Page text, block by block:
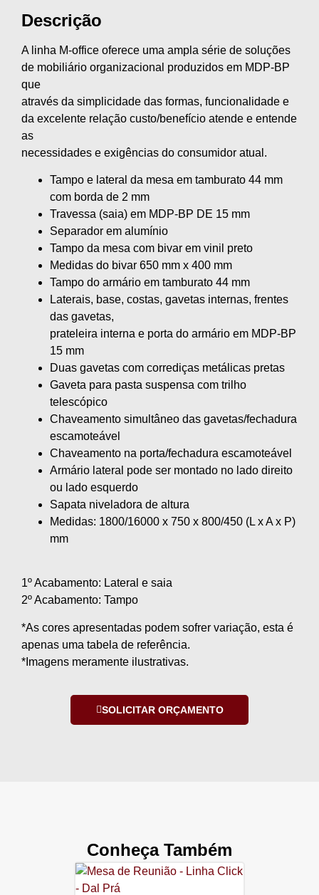
Descrição
A linha M-office oferece uma ampla série de soluções
de mobiliário organizacional produzidos em MDP-BP
que
através da simplicidade das formas, funcionalidade e
da excelente relação custo/benefício atende e entende
as
necessidades e exigências do consumidor atual.
Tampo e lateral da mesa em tamburato 44 mm
com borda de 2 mm
Travessa (saia) em MDP-BP DE 15 mm
Separador em alumínio
Tampo da mesa com bivar em vinil preto
Medidas do bivar 650 mm x 400 mm
Tampo do armário em tamburato 44 mm
Laterais, base, costas, gavetas internas, frentes
das gavetas,
prateleira interna e porta do armário em MDP-BP
15 mm
Duas gavetas com corrediças metálicas pretas
Gaveta para pasta suspensa com trilho
telescópico
Chaveamento simultâneo das gavetas/fechadura
escamoteável
Chaveamento na porta/fechadura escamoteável
Armário lateral pode ser montado no lado direito
ou lado esquerdo
Sapata niveladora de altura
Medidas: 1800/16000 x 750 x 800/450 (L x A x P)
mm
1º Acabamento: Lateral e saia
2º Acabamento: Tampo
*As cores apresentadas podem sofrer variação, esta é
apenas uma tabela de referência.
*Imagens meramente ilustrativas.
SOLICITAR ORÇAMENTO
Conheça Também